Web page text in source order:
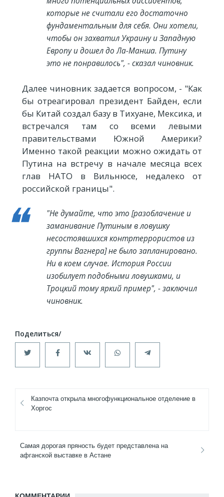
которые не считали его достаточно
фундаментальным для себя. Они хотели,
чтобы он захватил Украину и Западную
Европу и дошел до Ла-Манша. Путину
это не понравилось", - сказал чиновник.
Далее чиновник задается вопросом, - "Как
бы отреагировал президент Байден, если
бы Китай создал базу в Тихуане, Мексика, и
встречался там со всеми левыми
правительствами Южной Америки?
Именно такой реакции можно ожидать от
Путина на встречу в начале месяца всех
глав НАТО в Вильнюсе, недалеко от
российской границы".
"Не думайте, что это [разоблачение и
заманивание Путиным в ловушку
несостоявшихся контртеррористов из
группы Вагнера] не было запланировано.
Ни в коем случае. История России
изобилует подобными ловушками, и
Троцкий тому яркий пример", - заключил
чиновник.
Казпочта открыла многофункциональное отделение в
Хоргос
Самая дорогая пряность будет представлена на
афганской выставке в Астане